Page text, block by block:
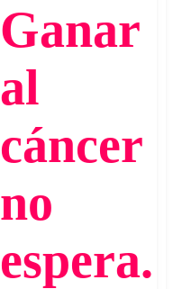
Ganar
al
cáncer
no
espera.